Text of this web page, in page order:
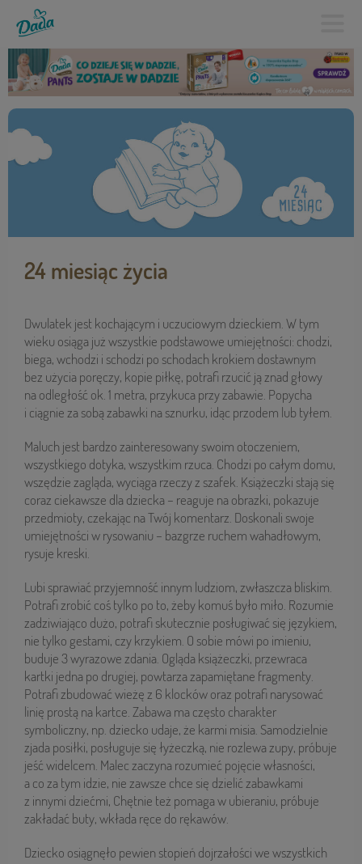
24 miesiąc życia
Dwulatek jest kochającym i uczuciowym dzieckiem. W tym
wieku osiąga już wszystkie podstawowe umiejętności: chodzi,
biega, wchodzi i schodzi po schodach krokiem dostawnym
bez użycia poręczy, kopie piłkę, potrafi rzucić ją znad głowy
na odległość ok. 1 metra, przykuca przy zabawie. Popycha
i ciągnie za sobą zabawki na sznurku, idąc przodem lub tyłem.
Maluch jest bardzo zainteresowany swoim otoczeniem,
wszystkiego dotyka, wszystkim rzuca. Chodzi po całym domu,
wszędzie zagląda, wyciąga rzeczy z szafek. Książeczki stają się
coraz ciekawsze dla dziecka – reaguje na obrazki, pokazuje
przedmioty, czekając na Twój komentarz. Doskonali swoje
umiejętności w rysowaniu – bazgrze ruchem wahadłowym,
rysuje kreski.
Lubi sprawiać przyjemność innym ludziom, zwłaszcza bliskim.
Potrafi zrobić coś tylko po to, żeby komuś było miło. Rozumie
zadziwiająco dużo, potrafi skutecznie posługiwać się językiem,
nie tylko gestami, czy krzykiem. O sobie mówi po imieniu,
buduje 3 wyrazowe zdania. Ogląda książeczki, przewraca
kartki jedna po drugiej, powtarza zapamiętane fragmenty.
Potrafi zbudować wieżę z 6 klocków oraz potrafi narysować
linię prostą na kartce. Zabawa ma często charakter
symboliczny, np. dziecko udaje, że karmi misia. Samodzielnie
zjada posiłki, posługuje się łyżeczką, nie rozlewa zupy, próbuje
jeść widelcem. Malec zaczyna rozumieć pojęcie własności,
a co za tym idzie, nie zawsze chce się dzielić zabawkami
z innymi dziećmi, Chętnie też pomaga w ubieraniu, próbuje
zakładać buty, wkłada ręce do rękawów.
Dziecko osiągnęło pewien stopień dojrzałości we wszystkich